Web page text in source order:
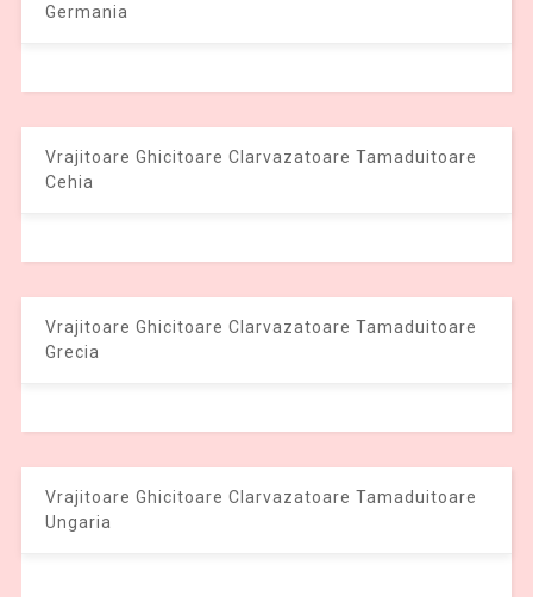
Germania
Vrajitoare Ghicitoare Clarvazatoare Tamaduitoare
Cehia
Vrajitoare Ghicitoare Clarvazatoare Tamaduitoare
Grecia
Vrajitoare Ghicitoare Clarvazatoare Tamaduitoare
Ungaria